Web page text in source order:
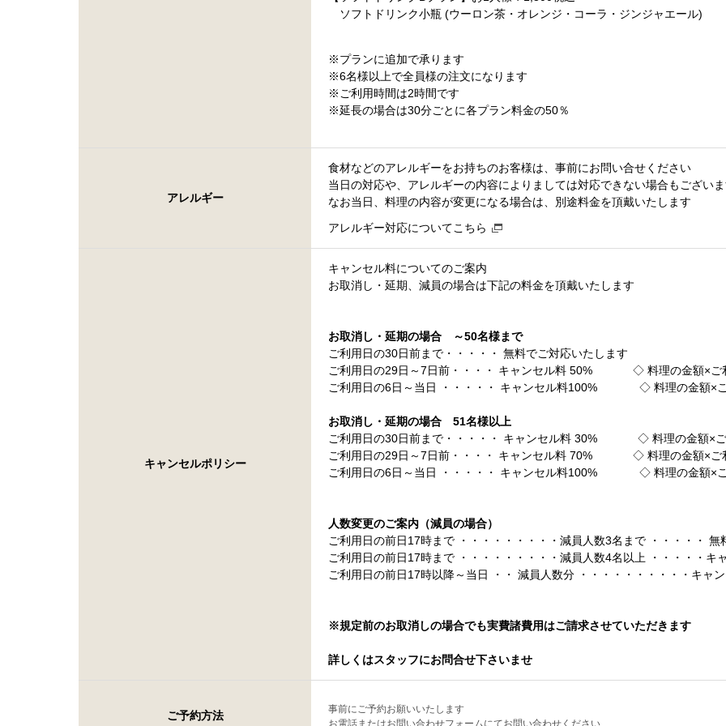
ソフトドリンク小瓶 (ウーロン茶・オレンジ・コーラ・ジンジャエール)
※プランに追加で承ります
※6名様以上で全員様の注文になります
※ご利用時間は2時間です
※延長の場合は30分ごとに各プラン料金の50％
アレルギー
食材などのアレルギーをお持ちのお客様は、事前にお問い合せください
当日の対応や、アレルギーの内容によりましては対応できない場合もござい
なお当日、料理の内容が変更になる場合は、別途料金を頂戴いたします
アレルギー対応についてこちら
キャンセルポリシー
キャンセル料についてのご案内
お取消し・延期、減員の場合は下記の料金を頂戴いたします
お取消し・延期の場合 ～50名様まで
ご利用日の30日前まで・・・・・ 無料でご対応いたします
ご利用日の29日～7日前・・・・ キャンセル料 50% ◇ 料理の金額×ご
ご利用日の6日～当日 ・・・・・ キャンセル料100% ◇ 料理の金額×ご
お取消し・延期の場合 51名様以上
ご利用日の30日前まで・・・・・ キャンセル料 30% ◇ 料理の金額×ご
ご利用日の29日～7日前・・・・ キャンセル料 70% ◇ 料理の金額×ご
ご利用日の6日～当日 ・・・・・ キャンセル料100% ◇ 料理の金額×ご
人数変更のご案内（減員の場合）
ご利用日の前日17時まで ・・・・・・・・・減員人数3名まで ・・・・・ 無
ご利用日の前日17時まで ・・・・・・・・・減員人数4名以上 ・・・
ご利用日の前日17時以降～当日 ・・ 減員人数分 ・・・・・・・・・・
※規定前のお取消しの場合でも実費諸費用はご請求させていただきます
詳しくはスタッフにお問合せ下さいませ
ご予約方法
事前にご予約お願いいたします